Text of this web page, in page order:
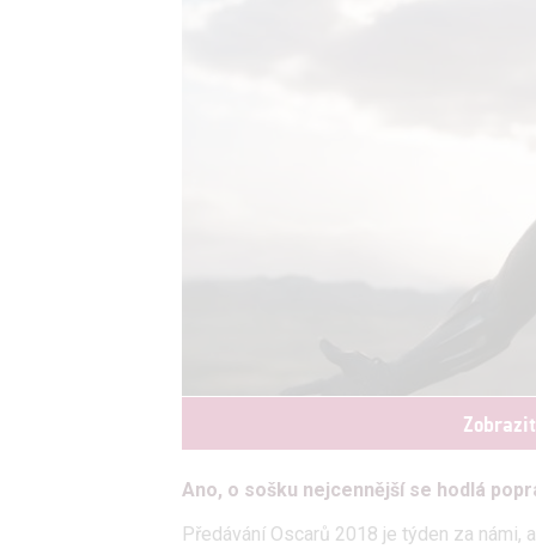
Ano, o sošku nejcennější se hodlá
Předávání Oscarů 2018 je týden za